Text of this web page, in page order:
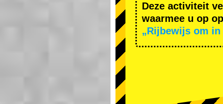
Deze activiteit
waarmee u op
„Rijbewijs om